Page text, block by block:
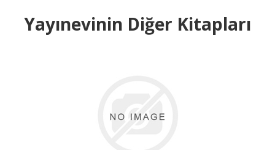
Yayınevinin Diğer Kitapları